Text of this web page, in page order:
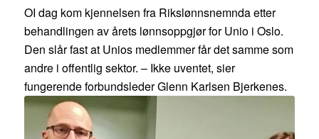
OI dag kom kjennelsen fra Rikslønnsnemnda etter
behandlingen av årets lønnsoppgjør for Unio i Oslo.
Den slår fast at Unios medlemmer får det samme som
andre i offentlig sektor. – Ikke uventet, sier
fungerende forbundsleder Glenn Karlsen Bjerkenes.